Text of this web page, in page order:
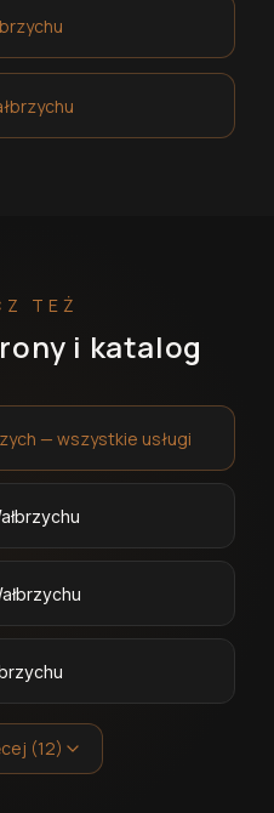
TEŻ
i katalog
— wszystkie usługi
(12)